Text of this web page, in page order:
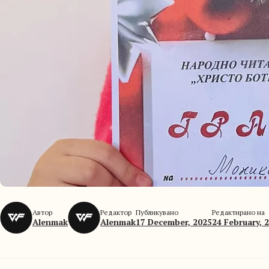
Автор
Alenmak
Редактор
Alenmak
Публикувано
17 December, 2025
Редактирано на
24 February,